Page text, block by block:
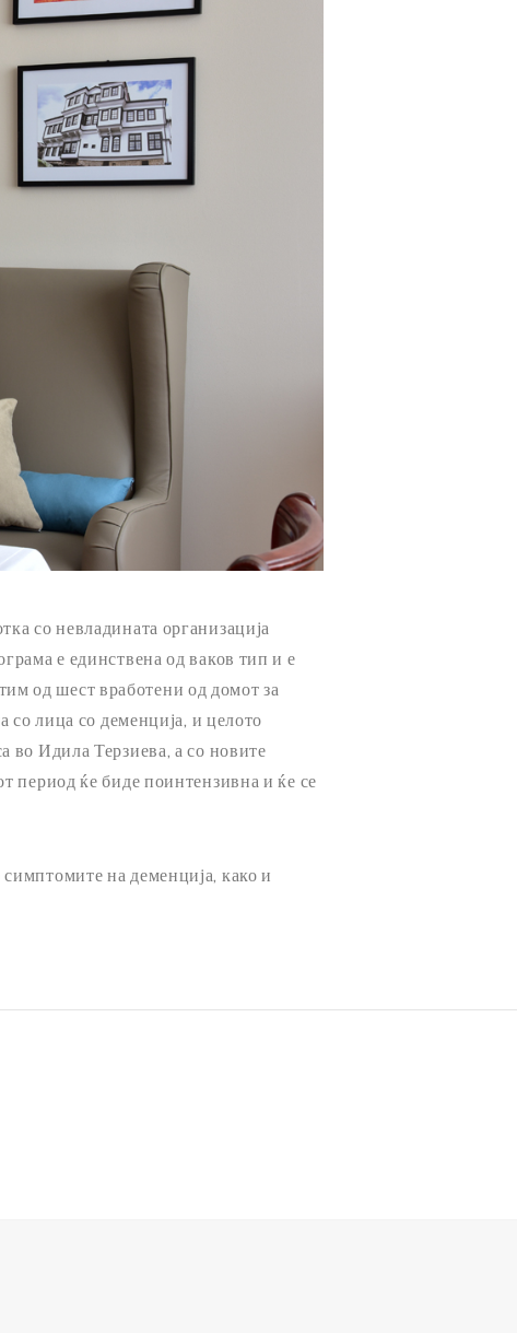
со невладината организација
е единствена од ваков тип и е
од шест вработени од домот за
со лица со деменција, и целото
во Идила Терзиева, а со новите
период ќе биде поинтензивна и ќе се
на деменција, како и